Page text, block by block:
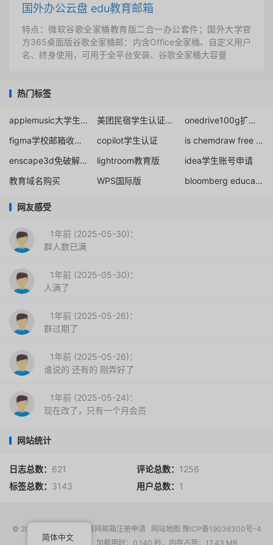
国外办公云盘 edu教育邮箱
特点：微软谷歌全家桶教育版二合一办公套件；国外大学官
方365桌面版谷歌全家桶邮：内含Office全家桶、自定义用户
名、终身使用，可用于全平台安装、谷歌全家桶大容量
热门标签
applemusic大学生验证 美团民宿学生认证edu邮箱
onedrive100g扩容计划
figma学校邮箱收不到邮件解决办法
copilot学生认证
is chemdraw free for students
enscape3d免破解教育优惠
lightroom教育版
idea学生账号申请
教育域名购买
WPS国际版 bloomberg education
网友感受
1年前 (2025-05-30)：
群人数已满
1年前 (2025-05-30)：
人满了
1年前 (2025-05-26)：
群过期了
1年前 (2025-05-26)：
谁说的 还有的 刚弄好了
1年前 (2025-05-24)：
现在改了，只有一个月会员
网站统计
日志总数： 621 评论总数： 1256
标签总数： 3143 用户总数： 1
© 2017-2026 EDU教育网邮箱注册申请 网站地图 豫ICP备19036300号-4
请求次数：16 次，加载用时：0.140 秒，内存占用：17.43 MB
简体中文